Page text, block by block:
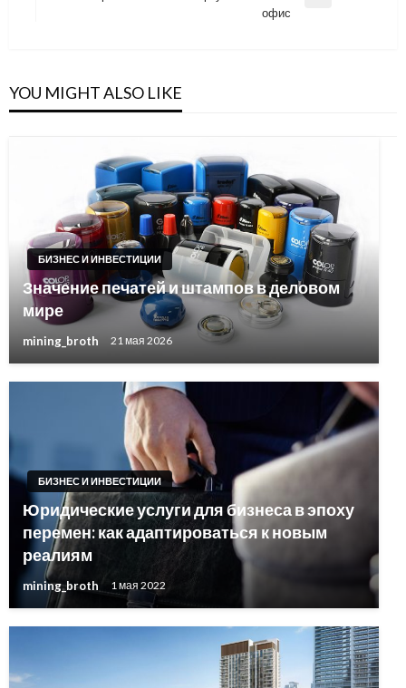
офис
YOU MIGHT ALSO LIKE
БИЗНЕС И ИНВЕСТИЦИИ
Значение печатей и штампов в деловом
мире
mining_broth 21 мая 2026
БИЗНЕС И ИНВЕСТИЦИИ
Юридические услуги для бизнеса в эпоху
перемен: как адаптироваться к новым
реалиям
mining_broth 1 мая 2022